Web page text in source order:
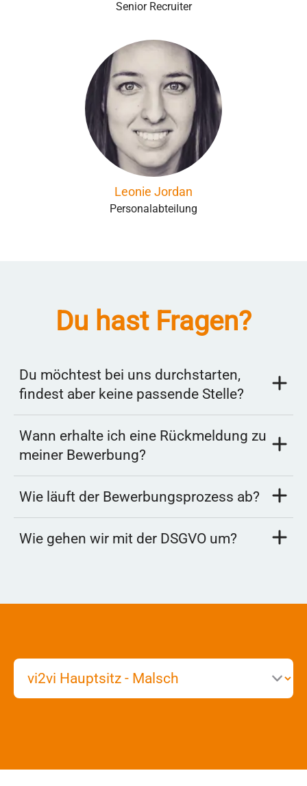
Senior Recruiter
Leonie Jordan
Personalabteilung
Du hast Fragen?
Du möchtest bei uns durchstarten,
findest aber keine passende Stelle?
Wann erhalte ich eine Rückmeldung zu
meiner Bewerbung?
Wie läuft der Bewerbungsprozess ab?
Wie gehen wir mit der DSGVO um?